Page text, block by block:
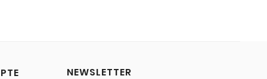
NEWSLETTER